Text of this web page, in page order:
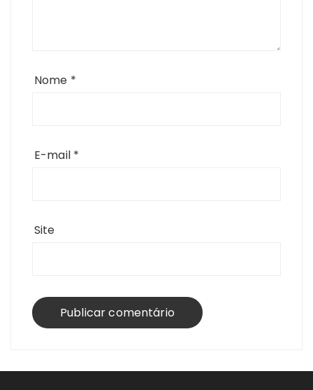
Nome *
E-mail *
Site